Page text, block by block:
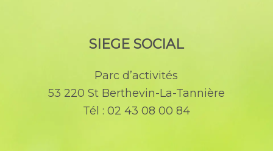
SIEGE SOCIAL
Parc d’activités
53 220 St Berthevin-La-Tannière
Tél : 02 43 08 00 84